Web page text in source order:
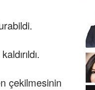
çekilmesinin